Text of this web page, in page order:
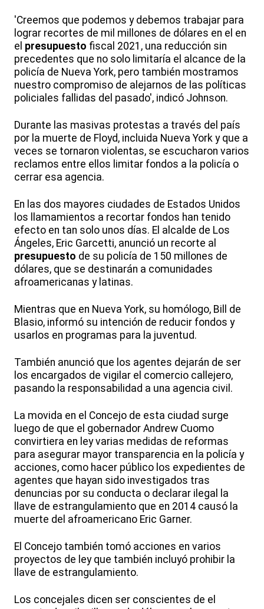
'Creemos que podemos y debemos trabajar para
lograr recortes de mil millones de dólares en el en
el presupuesto fiscal 2021, una reducción sin
precedentes que no solo limitaría el alcance de la
policía de Nueva York, pero también mostramos
nuestro compromiso de alejarnos de las políticas
policiales fallidas del pasado', indicó Johnson.
Durante las masivas protestas a través del país
por la muerte de Floyd, incluida Nueva York y que a
veces se tornaron violentas, se escucharon varios
reclamos entre ellos limitar fondos a la policía o
cerrar esa agencia.
En las dos mayores ciudades de Estados Unidos
los llamamientos a recortar fondos han tenido
efecto en tan solo unos días. El alcalde de Los
Ángeles, Eric Garcetti, anunció un recorte al
presupuesto de su policía de 150 millones de
dólares, que se destinarán a comunidades
afroamericanas y latinas.
Mientras que en Nueva York, su homólogo, Bill de
Blasio, informó su intención de reducir fondos y
usarlos en programas para la juventud.
También anunció que los agentes dejarán de ser
los encargados de vigilar el comercio callejero,
pasando la responsabilidad a una agencia civil.
La movida en el Concejo de esta ciudad surge
luego de que el gobernador Andrew Cuomo
convirtiera en ley varias medidas de reformas
para asegurar mayor transparencia en la policía y
acciones, como hacer público los expedientes de
agentes que hayan sido investigados tras
denuncias por su conducta o declarar ilegal la
llave de estrangulamiento que en 2014 causó la
muerte del afroamericano Eric Garner.
El Concejo también tomó acciones en varios
proyectos de ley que también incluyó prohibir la
llave de estrangulamiento.
Los concejales dicen ser conscientes de el